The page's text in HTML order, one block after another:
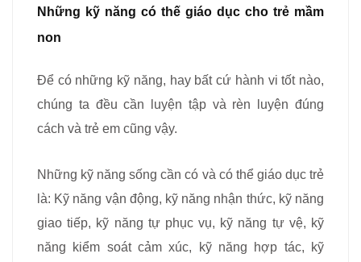
Những kỹ năng có thế giáo dục cho trẻ mầm
non
Để có những kỹ năng, hay bất cứ hành vi tốt nào,
chúng ta đều cần luyện tập và rèn luyện đúng
cách và trẻ em cũng vậy.
Những kỹ năng sống cần có và có thể giáo dục trẻ
là: Kỹ năng vận động, kỹ năng nhận thức, kỹ năng
giao tiếp, kỹ năng tự phục vụ, kỹ năng tự vệ, kỹ
năng kiểm soát cảm xúc, kỹ năng hợp tác, kỹ